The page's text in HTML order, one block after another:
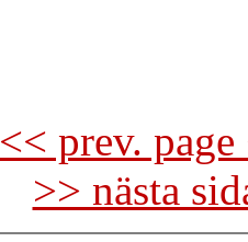
<< prev.
>> nästa